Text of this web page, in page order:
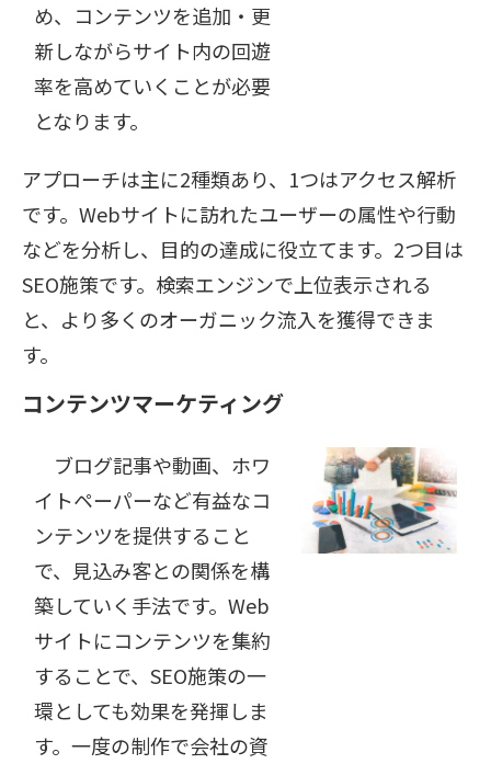
め、コンテンツを追加・更
新しながらサイト内の回遊
率を高めていくことが必要
となります。
アプローチは主に2種類あり、1つはアクセス解析
です。Webサイトに訪れたユーザーの属性や行動
などを分析し、目的の達成に役立てます。2つ目は
SEO施策です。検索エンジンで上位表示される
と、より多くのオーガニック流入を獲得できま
す。
コンテンツマーケティング
ブログ記事や動画、ホワ
イトペーパーなど有益なコ
ンテンツを提供すること
で、見込み客との関係を構
築していく手法です。Web
サイトにコンテンツを集約
することで、SEO施策の一
環としても効果を発揮しま
す。一度の制作で会社の資